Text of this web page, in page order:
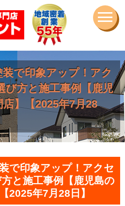
で印象アップ！アク
び方と施工事例【鹿児
】【2025年7月28
で印象アップ！アクセ
と施工事例【鹿児島の
2025年7月28日】